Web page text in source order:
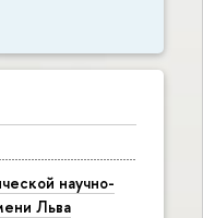
научно-
Льва